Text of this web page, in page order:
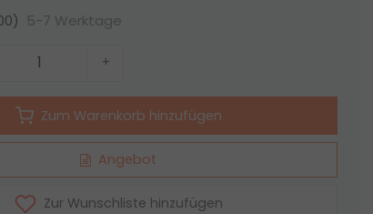
5-7 Werktage
+
Zum Warenkorb hinzufügen
Angebot
Zur Wunschliste hinzufügen